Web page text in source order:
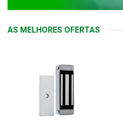
AS MELHORES OFERTAS